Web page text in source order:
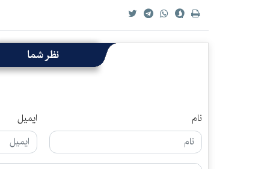
نظر شما
نام ایمیل